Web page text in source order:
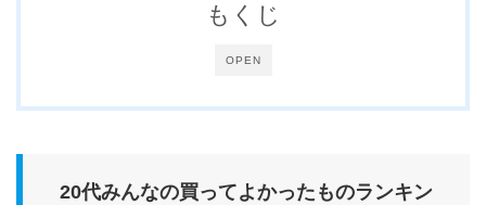
OPEN
もくじ
20代みんなの買ってよかったものランキン